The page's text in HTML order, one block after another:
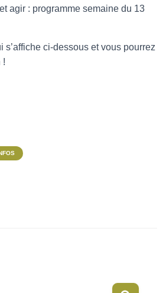
agir : programme semaine du 13
s’affiche ci-dessous et vous pourrez
!